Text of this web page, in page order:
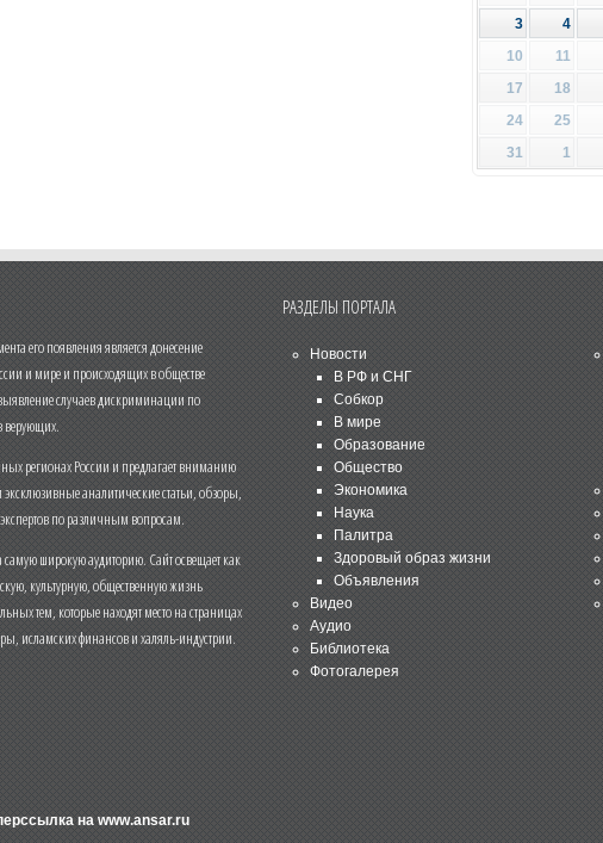
3
4
10
11
17
18
24
25
31
1
его появления является донесение
и мире и происходящих в обществе
случаев дискриминации по
регионах России и предлагает вниманию
аналитические статьи, обзоры,
по различным вопросам.
широкую аудиторию. Сайт освещает как
культурную, общественную жизнь
тем, которые находят место на страницах
исламских финансов и халяль-индустрии.
на www.ansar.ru
РАЗДЕЛЫ ПОРТАЛА
Новости
В РФ и СНГ
Собкор
В мире
Образование
Общество
Экономика
Наука
Палитра
Здоровый образ жизни
Объявления
Видео
Аудио
Библиотека
Фотогалерея